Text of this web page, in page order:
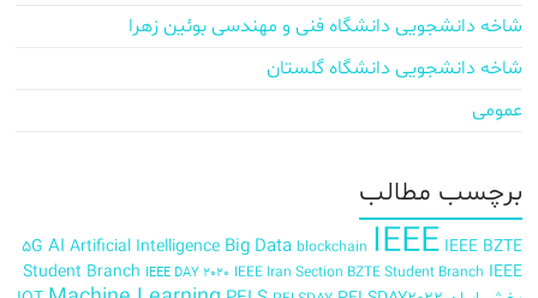
شاخه دانشجویی دانشگاه فنی و مهندسی بوئین زهرا
شاخه دانشجویی دانشگاه گلستان
عمومی
برچسب‌ مطالب
5G AI Artificial Intelligence Big Data blockchain IEEE IEEE BZTE
Student Branch IEEE DAY 2020 IEEE Iran Section BZTE Student Branch IEEE